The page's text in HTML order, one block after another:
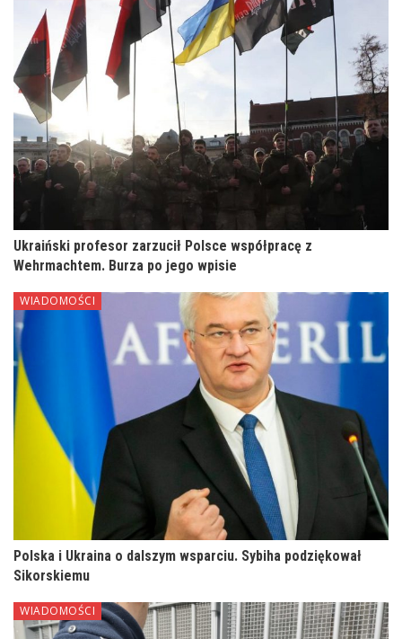
Ukraiński profesor zarzucił Polsce współpracę z
Wehrmachtem. Burza po jego wpisie
WIADOMOŚCI
Polska i Ukraina o dalszym wsparciu. Sybiha podziękował
Sikorskiemu
WIADOMOŚCI